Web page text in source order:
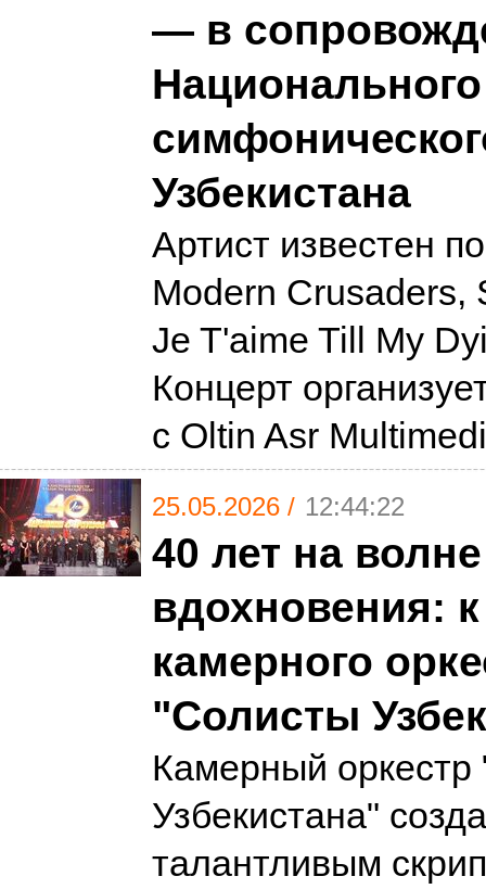
— в
Национального
Узбекистана
Артист известен
Modern Crusaders,
Je T'aime Till My
Концерт
с Oltin Asr
25.05.2026 / 12:44:22
40 лет на волне
вдохновения:
камерного
"Солисты
Камерный
Узбекистана"
талантливым